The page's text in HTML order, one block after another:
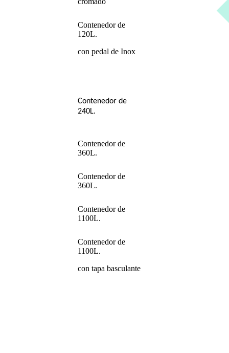
Contenedor de
120L.
con pedal de Inox
Contenedor de
240L.
Contenedor de
360L.
Contenedor de
360L.
Contenedor de
1100L.
Contenedor de
1100L.
con tapa basculante